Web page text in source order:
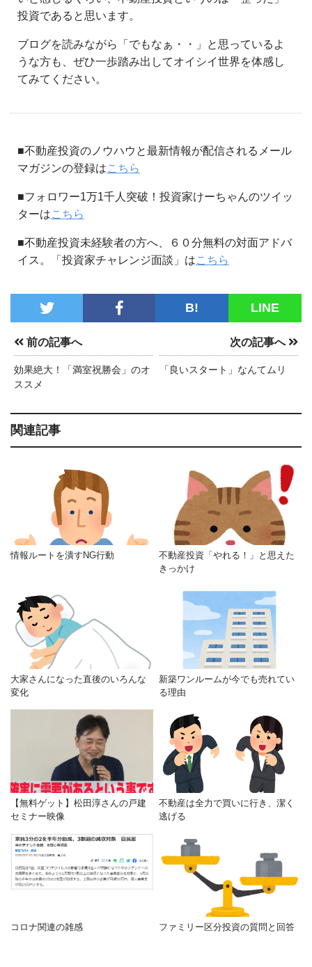
投資であると思います。
ブログを読みながら「でもなぁ・・」と思っているよ
うな方も、ぜひ一歩踏み出してオイシイ世界を体感し
てみてください。
■不動産投資のノウハウと最新情報が配信されるメール
マガジンの登録はこちら
■フォロワー1万1千人突破！投資家けーちゃんのツイッ
ターはこちら
■不動産投資未経験者の方へ、６０分無料の対面アドバ
イス。「投資家チャレンジ面談」はこちら
B! LINE
前の記事へ
効果絶大！「満室祝勝会」のオ
ススメ
次の記事へ
「良いスタート」なんてムリ
関連記事
情報ルートを潰すNG行動
不動産投資「やれる！」と思えた
きっかけ
大家さんになった直後のいろんな
変化
新築ワンルームが今でも売れてい
る理由
【無料ゲット】松田淳さんの戸建
セミナー映像
不動産は全力で買いに行き、潔く
逃げる
コロナ関連の雑感 ファミリー区分投資の質問と回答